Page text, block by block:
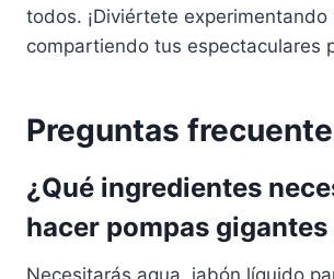
todos. ¡Diviértete experimentando
compartiendo tus espectaculares
Preguntas
¿Qué ingredientes
hacer pompas gigantes